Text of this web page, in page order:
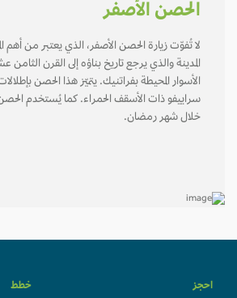
الحصن الأصفر
لا تُفوّت زيارة الحصن الأصفر، الذي يعتبر من أهم
المدينة والذي يرجع تاريخ بناؤه إلى القرن الثامن
الأسوار المحيطة بفراتنيك. يتميّز هذا الحصن بإطلالات
سراييفو ذات الأسقف الحمراء. كما يُستخدم الحصن
خلال شهر رمضان.
احجز خطط